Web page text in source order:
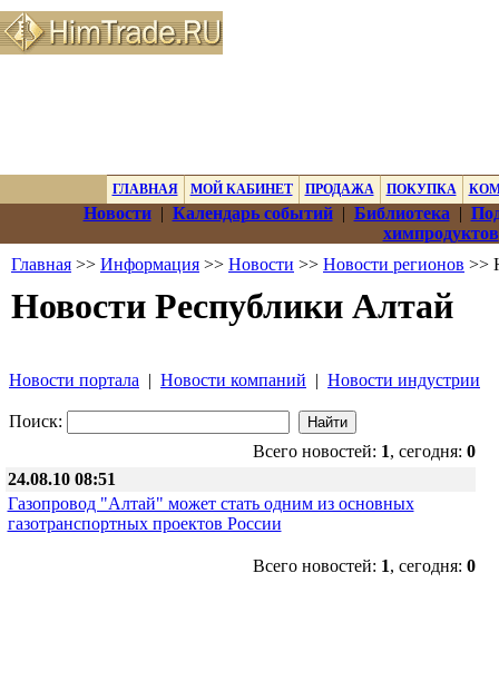
ГЛАВНАЯ МОЙ КАБИНЕТ ПРОДАЖА ПОКУПКА
Новости| Календарь событий| Библиотека |
химпродуктов
Главная >> Информация >> Новости >> Новости регионов >>
Новости Республики Алтай
Новости портала | Новости компаний | Новости индустрии
Поиск:
Всего новостей: 1, сегодня: 0
24.08.10 08:51
Газопровод "Алтай" может стать одним из основных
газотранспортных проектов России
Всего новостей: 1, сегодня: 0